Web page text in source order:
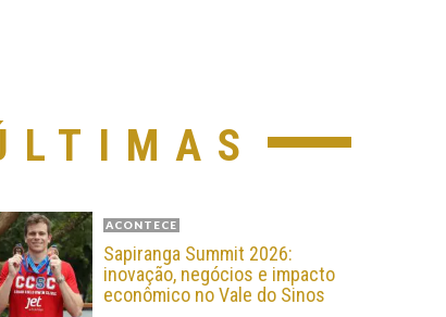
ACONTECE
Sapiranga Summit 2026:
inovação, negócios e impacto
econômico no Vale do Sinos